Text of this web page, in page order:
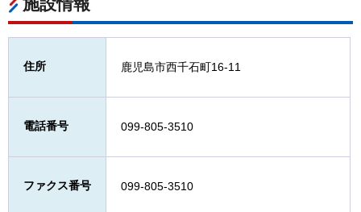
住所 鹿児島市西千石町16-11
電話番号 099-805-3510
ファクス番号 099-805-3510